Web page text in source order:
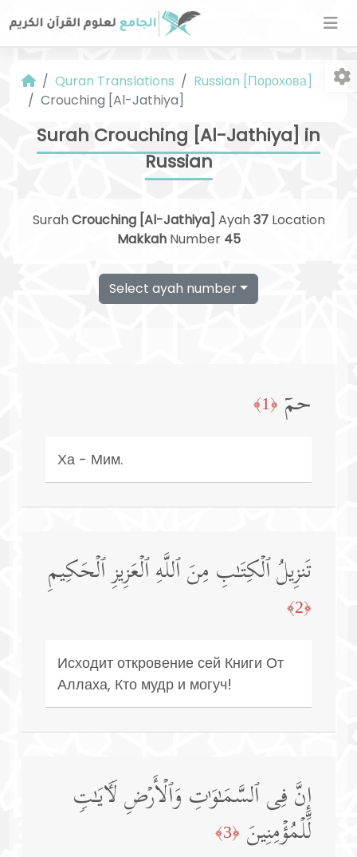
Quran Translations
Russian [Порохова]
Crouching [Al-Jathiya]
Surah Crouching [Al-Jathiya] in
Russian
SurahCrouching [Al-Jathiya] Ayah37Location
MakkahNumber 45
Select ayah number
حمۤ ﴿1﴾
Ха - Мим.
تَنزِیلُ ٱلۡكِتَـٰبِ مِنَ ٱللَّهِ ٱلۡعَزِیزِ ٱلۡحَكِیمِ
﴿2﴾
Исходит откровение сей Книги От
Аллаха, Кто мудр и могуч!
إِنَّ فِی ٱلسَّمَـٰوَ ٰ⁠تِ وَٱلۡأَرۡضِ لَـَٔایَـٰتࣲ
لِّلۡمُؤۡمِنِینَ ﴿3﴾